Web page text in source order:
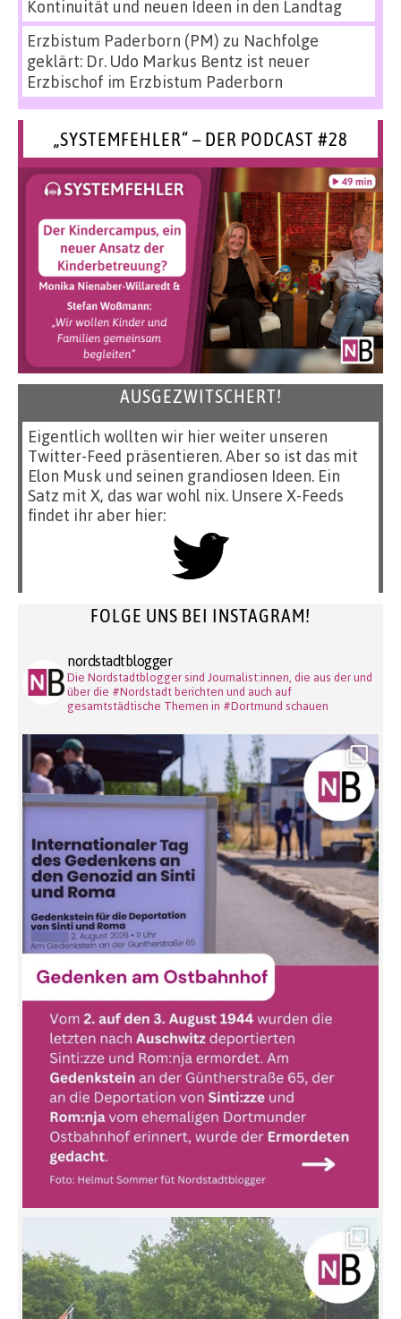
Kontinuität und neuen Ideen in den Landtag
Erzbistum Paderborn (PM) zu Nachfolge
geklärt: Dr. Udo Markus Bentz ist neuer
Erzbischof im Erzbistum Paderborn
„SYSTEMFEHLER“ – DER PODCAST #28
AUSGEZWITSCHERT!
Eigentlich wollten wir hier weiter unseren
Twitter-Feed präsentieren. Aber so ist das mit
Elon Musk und seinen grandiosen Ideen. Ein
Satz mit X, das war wohl nix. Unsere X-Feeds
findet ihr aber hier:
FOLGE UNS BEI INSTAGRAM!
nordstadtblogger
Die Nordstadtblogger sind Journalist:innen, die aus der und
über die #Nordstadt berichten und auch auf
gesamtstädtische Themen in #Dortmund schauen